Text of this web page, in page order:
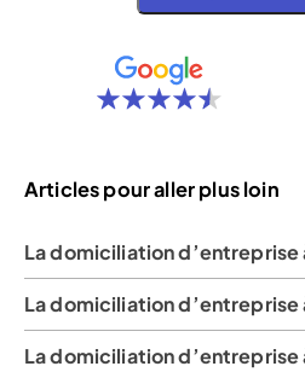
Articles pour aller plus loin
La domiciliation d’entreprise
La domiciliation d’entreprise
La domiciliation d’entreprise